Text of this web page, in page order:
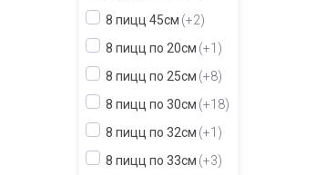
8 пицц 45см +2
8 пицц по 20см +1
8 пицц по 25см +8
8 пицц по 30см +18
8 пицц по 32см +1
8 пицц по 33см +3